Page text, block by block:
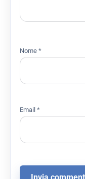
Nome *
Email *